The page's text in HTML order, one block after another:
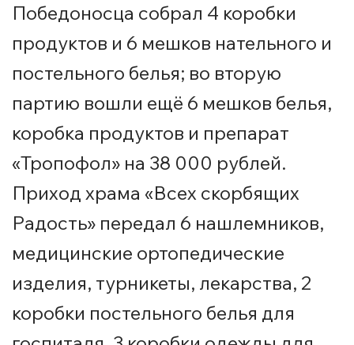
Победоносца собрал 4 коробки
продуктов и 6 мешков нательного и
постельного белья; во вторую
партию вошли ещё 6 мешков белья,
коробка продуктов и препарат
«Тропофол» на 38 000 рублей.
Приход храма «Всех скорбящих
Радость» передал 6 нашлемников,
медицинские ортопедические
изделия, турникеты, лекарства, 2
коробки постельного белья для